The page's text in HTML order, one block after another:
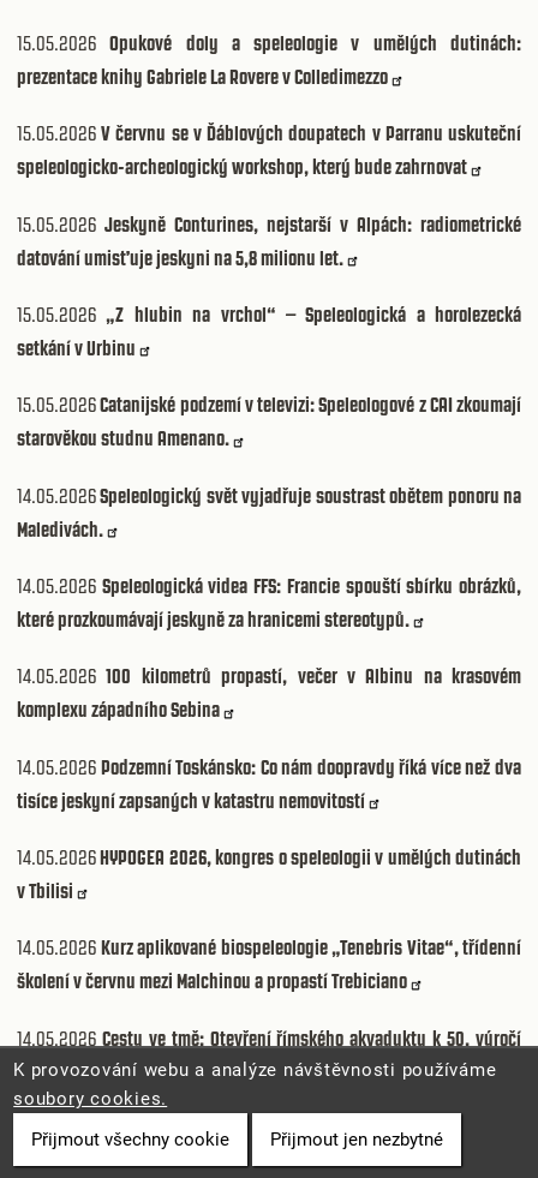
15.05.2026Opukové doly a speleologie v umělých dutinách:
prezentace knihy Gabriele La Rovere v Colledimezzo
15.05.2026V červnu se v Ďáblových doupatech v Parranu uskuteční
speleologicko-archeologický workshop, který bude zahrnovat
15.05.2026 Jeskyně Conturines, nejstarší v Alpách: radiometrické
datování umisťuje jeskyni na 5,8 milionu let.
15.05.2026„Z hlubin na vrchol“ – Speleologická a horolezecká
setkání v Urbinu
15.05.2026Catanijské podzemí v televizi: Speleologové z CAI zkoumají
starověkou studnu Amenano.
14.05.2026Speleologický svět vyjadřuje soustrast obětem ponoru na
Maledivách.
14.05.2026 Speleologická videa FFS: Francie spouští sbírku obrázků,
které prozkoumávají jeskyně za hranicemi stereotypů.
14.05.2026100 kilometrů propastí, večer v Albinu na krasovém
komplexu západního Sebina
14.05.2026 Podzemní Toskánsko: Co nám doopravdy říká více než dva
tisíce jeskyní zapsaných v katastru nemovitostí
14.05.2026HYPOGEA 2026, kongres o speleologii v umělých dutinách
v Tbilisi
14.05.2026 Kurz aplikované biospeleologie „Tenebris Vitae“, třídenní
školení v červnu mezi Malchinou a propastí Trebiciano
14.05.2026 Cesty ve tmě: Otevření římského akvaduktu k 50. výročí
GSAGS
14.05.2026
Sa Rutta 'e S'Edera: Podvodní komise se vrací do
Supramonte, aby zpochybnila sedmý sifon.
K provozování webu a analýze návštěvnosti používáme
soubory cookies.
Přijmout všechny cookie
Přijmout jen nezbytné